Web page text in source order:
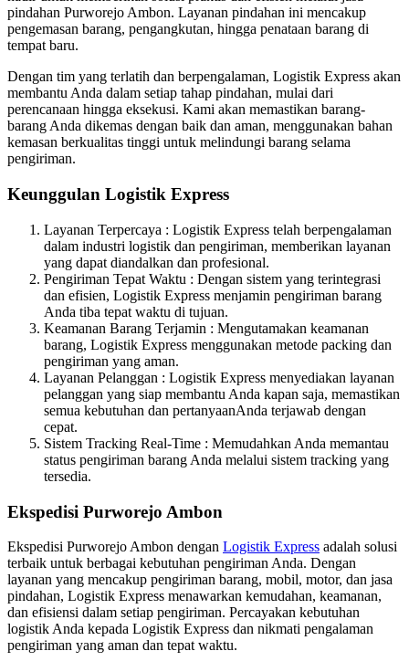
pindahan Purworejo Ambon. Layanan pindahan ini mencakup
pengemasan barang, pengangkutan, hingga penataan barang di
tempat baru.
Dengan tim yang terlatih dan berpengalaman, Logistik Express akan
membantu Anda dalam setiap tahap pindahan, mulai dari
perencanaan hingga eksekusi. Kami akan memastikan barang-
barang Anda dikemas dengan baik dan aman, menggunakan bahan
kemasan berkualitas tinggi untuk melindungi barang selama
pengiriman.
Keunggulan Logistik Express
Layanan Terpercaya : Logistik Express telah berpengalaman
dalam industri logistik dan pengiriman, memberikan layanan
yang dapat diandalkan dan profesional.
Pengiriman Tepat Waktu : Dengan sistem yang terintegrasi
dan efisien, Logistik Express menjamin pengiriman barang
Anda tiba tepat waktu di tujuan.
Keamanan Barang Terjamin : Mengutamakan keamanan
barang, Logistik Express menggunakan metode packing dan
pengiriman yang aman.
Layanan Pelanggan : Logistik Express menyediakan layanan
pelanggan yang siap membantu Anda kapan saja, memastikan
semua kebutuhan dan pertanyaanAnda terjawab dengan
cepat.
Sistem Tracking Real-Time : Memudahkan Anda memantau
status pengiriman barang Anda melalui sistem tracking yang
tersedia.
Ekspedisi Purworejo Ambon
Ekspedisi Purworejo Ambon dengan Logistik Express adalah solusi
terbaik untuk berbagai kebutuhan pengiriman Anda. Dengan
layanan yang mencakup pengiriman barang, mobil, motor, dan jasa
pindahan, Logistik Express menawarkan kemudahan, keamanan,
dan efisiensi dalam setiap pengiriman. Percayakan kebutuhan
logistik Anda kepada Logistik Express dan nikmati pengalaman
pengiriman yang aman dan tepat waktu.